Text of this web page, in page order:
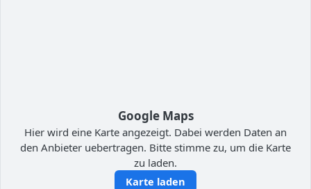
Google Maps
Hier wird eine Karte angezeigt. Dabei werden Daten an
den Anbieter uebertragen. Bitte stimme zu, um die Karte
zu laden.
Karte laden